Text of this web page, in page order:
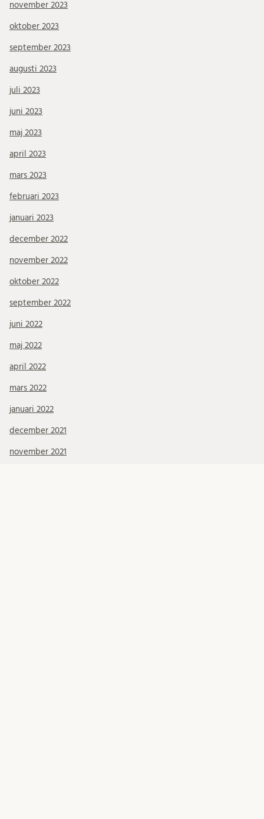
november 2023
oktober 2023
september 2023
augusti 2023
juli 2023
juni 2023
maj 2023
april 2023
mars 2023
februari 2023
januari 2023
december 2022
november 2022
oktober 2022
september 2022
juni 2022
maj 2022
april 2022
mars 2022
januari 2022
december 2021
november 2021